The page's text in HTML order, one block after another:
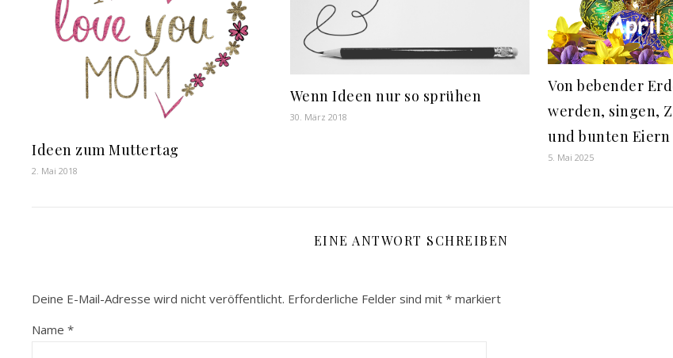
Ideen zum Muttertag
2. Mai 2018
Wenn Ideen nur so sprühen
30. März 2018
Von bebender
werden, singen,
und bunten Eiern
5. Mai 2025
EINE ANTWORT SCHREIBEN
Deine E-Mail-Adresse wird nicht veröffentlicht. Erforderliche Felder sind mit * markiert
Name *